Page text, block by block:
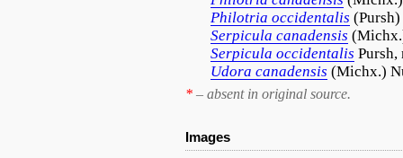
Philotria occidentalis
Serpicula canadensis
Serpicula occidentalis Pursh,
Udora canadensis (Michx.)
* – absent in original source.
Images